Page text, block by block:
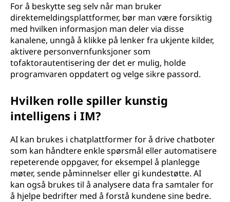
For å beskytte seg selv når man bruker
direktemeldingsplattformer, bør man være forsiktig
med hvilken informasjon man deler via disse
kanalene, unngå å klikke på lenker fra ukjente kilder,
aktivere personvernfunksjoner som
tofaktorautentisering der det er mulig, holde
programvaren oppdatert og velge sikre passord.
Hvilken rolle spiller kunstig
intelligens i IM?
AI kan brukes i chatplattformer for å drive chatboter
som kan håndtere enkle spørsmål eller automatisere
repeterende oppgaver, for eksempel å planlegge
møter, sende påminnelser eller gi kundestøtte. AI
kan også brukes til å analysere data fra samtaler for
å hjelpe bedrifter med å forstå kundene sine bedre.